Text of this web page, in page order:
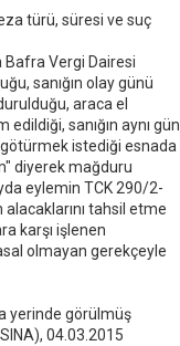
türü, süresi ve suç
Bafra Vergi Dairesi
sanığın olay günü
araca el
sanığın aynı gün
istediği esnada
diyerek mağduru
eylemin TCK 290/2-
tahsil etme
karşı işlenen
olmayan gerekçeyle
yerinde görülmüş
04.03.2015